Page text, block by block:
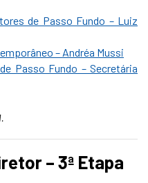
de Passo Fundo – Luiz
– Andréa Mussi
Passo Fundo – Secretária
– 3ª Etapa